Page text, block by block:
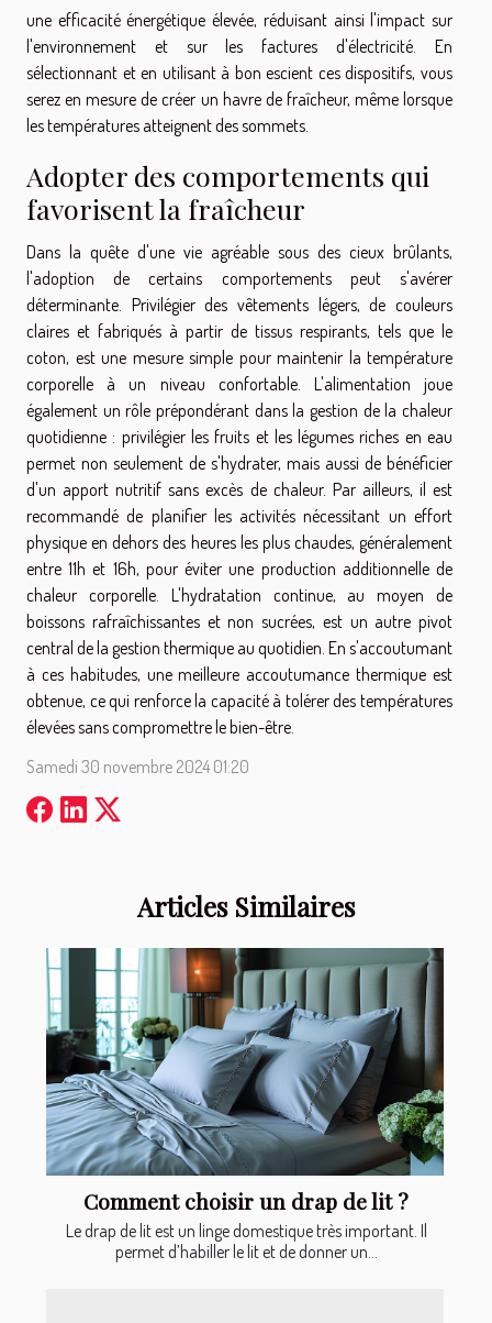
une efficacité énergétique élevée, réduisant ainsi l'impact sur
l'environnement et sur les factures d'électricité. En
sélectionnant et en utilisant à bon escient ces dispositifs, vous
serez en mesure de créer un havre de fraîcheur, même lorsque
les températures atteignent des sommets.
Adopter des comportements qui
favorisent la fraîcheur
Dans la quête d'une vie agréable sous des cieux brûlants,
l'adoption de certains comportements peut s'avérer
déterminante. Privilégier des vêtements légers, de couleurs
claires et fabriqués à partir de tissus respirants, tels que le
coton, est une mesure simple pour maintenir la température
corporelle à un niveau confortable. L'alimentation joue
également un rôle prépondérant dans la gestion de la chaleur
quotidienne : privilégier les fruits et les légumes riches en eau
permet non seulement de s'hydrater, mais aussi de bénéficier
d'un apport nutritif sans excès de chaleur. Par ailleurs, il est
recommandé de planifier les activités nécessitant un effort
physique en dehors des heures les plus chaudes, généralement
entre 11h et 16h, pour éviter une production additionnelle de
chaleur corporelle. L'hydratation continue, au moyen de
boissons rafraîchissantes et non sucrées, est un autre pivot
central de la gestion thermique au quotidien. En s'accoutumant
à ces habitudes, une meilleure accoutumance thermique est
obtenue, ce qui renforce la capacité à tolérer des températures
élevées sans compromettre le bien-être.
Samedi 30 novembre 2024 01:20
Articles Similaires
Comment choisir un drap de lit ?
Le drap de lit est un linge domestique très important. Il
permet d’habiller le lit et de donner un...